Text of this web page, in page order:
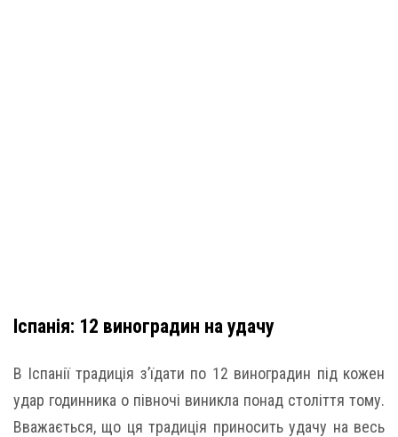
Іспанія: 12 виноградин на удачу
В Іспанії традиція з’їдати по 12 виноградин під кожен
удар годинника о півночі виникла понад століття тому.
Вважається, що ця традиція приносить удачу на весь